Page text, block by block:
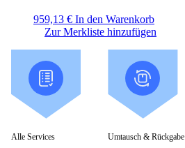
959,13 € In den Warenkorb
Zur Merkliste hinzufügen
Alle Services Umtausch & Rückgabe